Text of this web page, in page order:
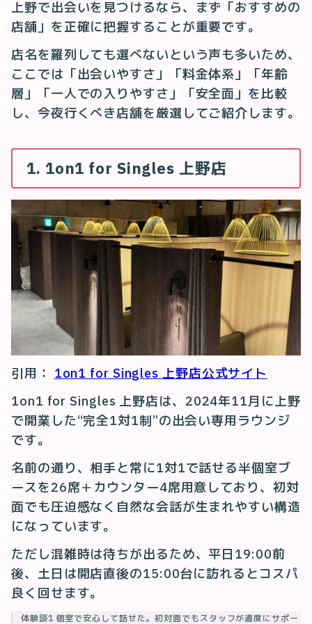
上野で出会いを見つけるなら、まず「おすすめの
店舗」を正確に把握することが重要です。
店名を羅列しても選べないという声も多いため、
ここでは「出会いやすさ」「料金体系」「年齢
層」「一人での入りやすさ」「安全面」を比較
し、今夜行くべき店舗を厳選してご紹介します。
1. 1on1 for Singles 上野店
引用： 1on1 for Singles 上野店公式サイト
1on1 for Singles 上野店は、2024年11月に上野
で開業した“完全1対1制”の出会い専用ラウンジ
です。
名前の通り、相手と常に1対1で話せる半個室ブ
ースを26席＋カウンター4席用意しており、初対
面でも圧迫感なく自然な会話が生まれやすい構造
になっています。
ただし混雑時は待ちが出るため、平日19:00前
後、土日は開店直後の15:00台に訪れるとコスパ
良く回せます。
体験談1 個室で安心して話せた。初対面でもスタッフが適度にサポー